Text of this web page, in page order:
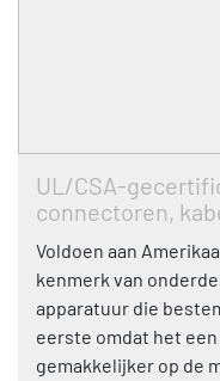
UL/CSA-
connectoren,
Voldoen aan
kenmerk van
apparatuur die
eerste omdat het
gemakkelijker op de